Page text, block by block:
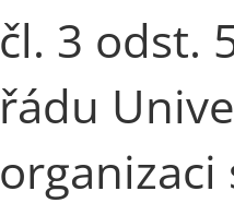
čl. 3 odst.
řádu